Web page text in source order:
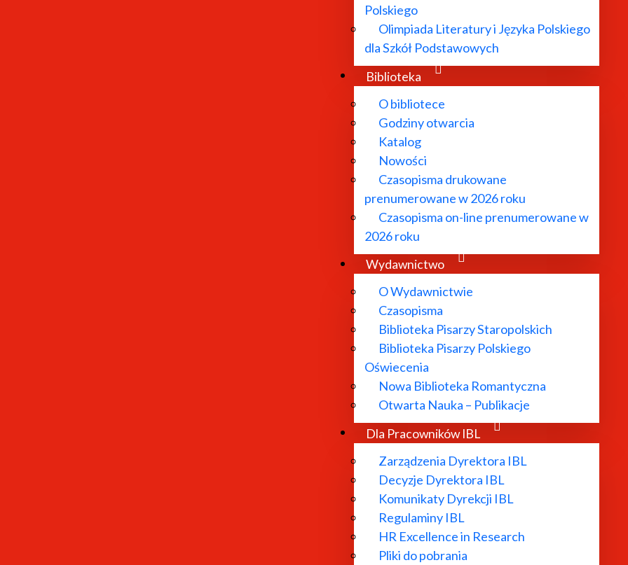
Polskiego
Olimpiada Literatury i Języka Polskiego
dla Szkół Podstawowych
Biblioteka
O bibliotece
Godziny otwarcia
Katalog
Nowości
Czasopisma drukowane
prenumerowane w 2026 roku
Czasopisma on-line prenumerowane w
2026 roku
Wydawnictwo
O Wydawnictwie
Czasopisma
Biblioteka Pisarzy Staropolskich
Biblioteka Pisarzy Polskiego
Oświecenia
Nowa Biblioteka Romantyczna
Otwarta Nauka – Publikacje
Dla Pracowników IBL
Zarządzenia Dyrektora IBL
Decyzje Dyrektora IBL
Komunikaty Dyrekcji IBL
Regulaminy IBL
HR Excellence in Research
Pliki do pobrania